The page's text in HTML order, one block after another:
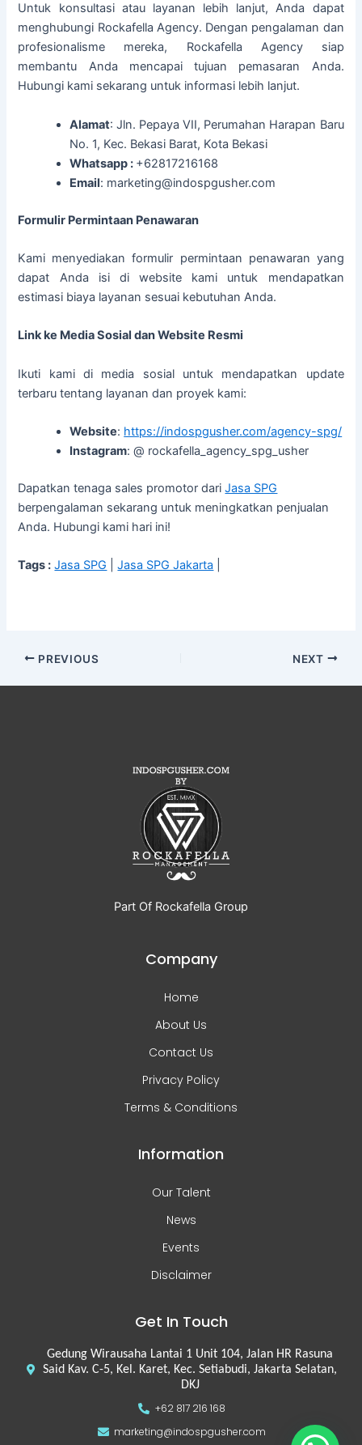
Untuk konsultasi atau layanan lebih lanjut, Anda dapat
menghubungi Rockafella Agency. Dengan pengalaman dan
profesionalisme mereka, Rockafella Agency siap
membantu Anda mencapai tujuan pemasaran Anda.
Hubungi kami sekarang untuk informasi lebih lanjut.
Alamat: Jln. Pepaya VII, Perumahan Harapan Baru
No. 1, Kec. Bekasi Barat, Kota Bekasi
Whatsapp : +62817216168
Email: marketing@indospgusher.com
Formulir Permintaan Penawaran
Kami menyediakan formulir permintaan penawaran yang
dapat Anda isi di website kami untuk mendapatkan
estimasi biaya layanan sesuai kebutuhan Anda.
Link ke Media Sosial dan Website Resmi
Ikuti kami di media sosial untuk mendapatkan update
terbaru tentang layanan dan proyek kami:
Website: https://indospgusher.com/agency-spg/
Instagram: @ rockafella_agency_spg_usher
Dapatkan tenaga sales promotor dariJasa SPG
berpengalaman sekarang untuk meningkatkan penjualan
Anda. Hubungi kami hari ini!
Tags : Jasa SPG |Jasa SPG Jakarta
PREVIOUS NEXT
Part Of Rockafella Group
Company
Home
About Us
Contact Us
Privacy Policy
Terms & Conditions
Information
Our Talent
News
Events
Disclaimer
Get In Touch
Gedung Wirausaha Lantai 1 Unit 104, Jalan HR Rasuna
Said Kav. C-5, Kel. Karet, Kec. Setiabudi, Jakarta Selatan,
DKJ
+62 817 216 168
marketing@indospgusher.com